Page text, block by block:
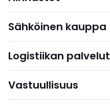
Sähköinen kauppa
Logistiikan palvelut
Vastuullisuus